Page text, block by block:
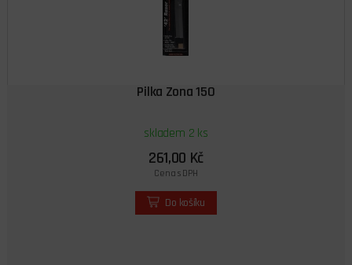
Pilka Zona 150
skladem 2 ks
261,00 Kč
Cena s DPH
Do košíku